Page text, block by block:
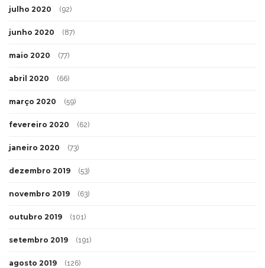
julho 2020 (92)
junho 2020 (87)
maio 2020 (77)
abril 2020 (66)
março 2020 (59)
fevereiro 2020 (62)
janeiro 2020 (73)
dezembro 2019 (53)
novembro 2019 (63)
outubro 2019 (101)
setembro 2019 (191)
agosto 2019 (126)